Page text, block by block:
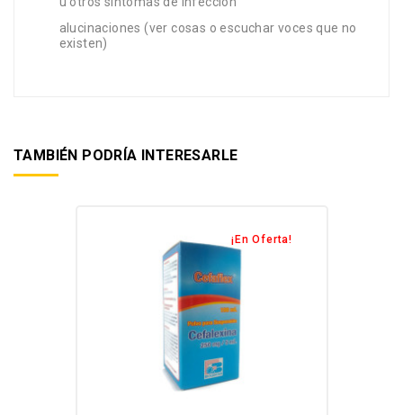
alucinaciones (ver cosas o escuchar voces que no
existen)
TAMBIÉN PODRÍA INTERESARLE
¡En Oferta!